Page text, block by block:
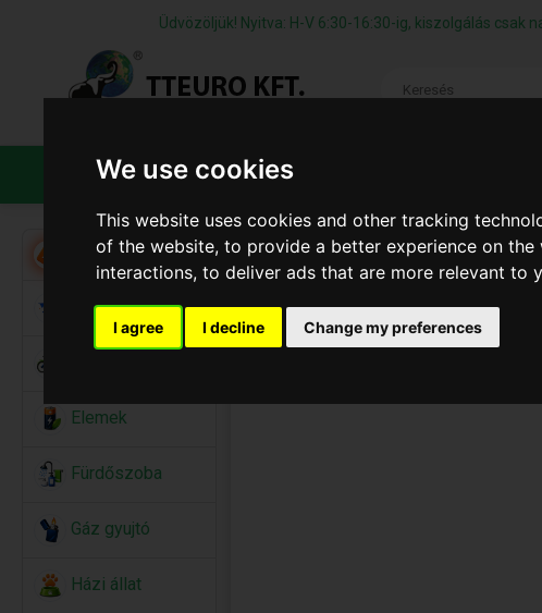
We use cookies
This website uses cookies and other tracking
of the website,to provide a better experience on the
interactions,to deliver ads that are more relevant to
I agree I decline Change my preferences
Üdvözöljük! Nyitva: H-V 6:30-16:30-ig, kiszolgálás csak
TERMÉKEK
Akció
Alkalmi Kellékek
Elemek
Fürdőszoba
Gáz gyujtó
Házi állat